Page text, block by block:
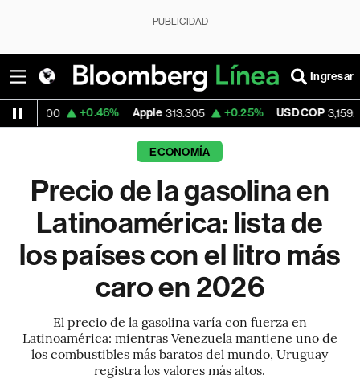
PUBLICIDAD
Ingresar
Apple 313.305 +0.25% USD COP 3,159.60 +0.01%
ECONOMÍA
Precio de la gasolina en
Latinoamérica: lista de
los países con el litro más
caro en 2026
El precio de la gasolina varía con fuerza en
Latinoamérica: mientras Venezuela mantiene uno de
los combustibles más baratos del mundo, Uruguay
registra los valores más altos.